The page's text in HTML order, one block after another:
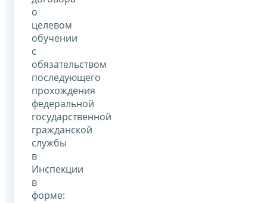
о
целевом
обучении
с
обязательством
последующего
прохождения
федеральной
государственной
гражданской
службы
в
Инспекции
в
форме: